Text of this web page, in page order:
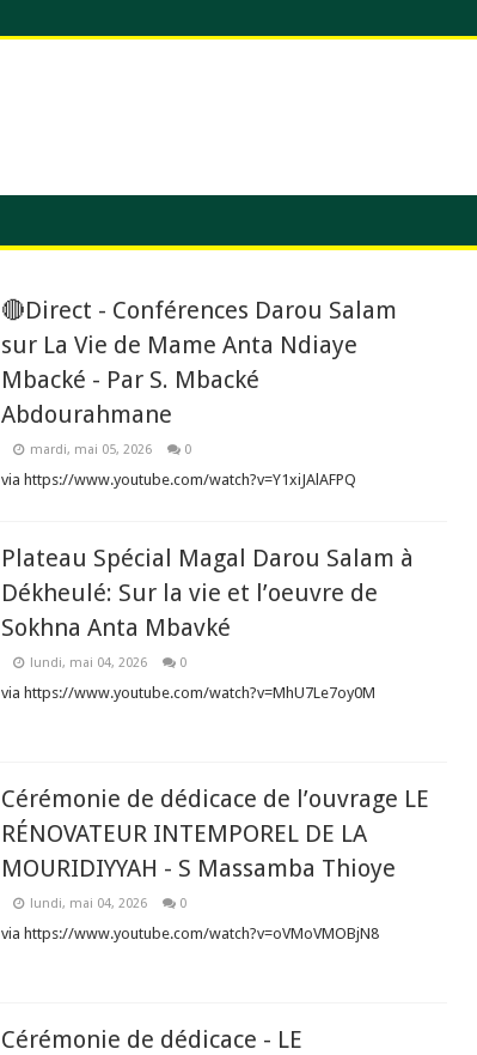
🔴Direct - Conférences Darou Salam
sur La Vie de Mame Anta Ndiaye
Mbacké - Par S. Mbacké
Abdourahmane
mardi, mai 05, 2026 0
via https://www.youtube.com/watch?v=Y1xiJAlAFPQ
Plateau Spécial Magal Darou Salam à
Dékheulé: Sur la vie et l’oeuvre de
Sokhna Anta Mbavké
lundi, mai 04, 2026 0
via https://www.youtube.com/watch?v=MhU7Le7oy0M
Cérémonie de dédicace de l’ouvrage LE
RÉNOVATEUR INTEMPOREL DE LA
MOURIDIYYAH - S Massamba Thioye
lundi, mai 04, 2026 0
via https://www.youtube.com/watch?v=oVMoVMOBjN8
Cérémonie de dédicace - LE